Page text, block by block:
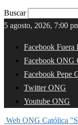
Buscar
5 agosto, 2026, 7:00
Facebook Fuera
Facebook ONG
Facebook Pepe
Twitter ONG
Youtube ONG
Web ONG Católica